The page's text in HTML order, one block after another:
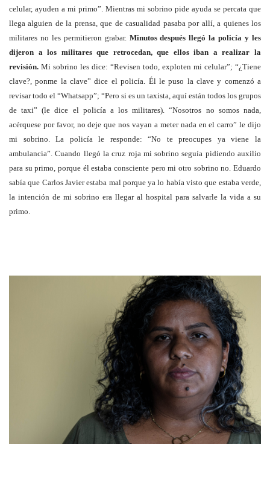
celular, ayuden a mi primo”. Mientras mi sobrino pide ayuda se percata que
llega alguien de la prensa, que de casualidad pasaba por allí, a quienes los
militares no les permitieron grabar. Minutos después llegó la policía y les
dijeron a los militares que retrocedan, que ellos iban a realizar la
revisión. Mi sobrino les dice: “Revisen todo, exploten mi celular”; “¿Tiene
clave?, ponme la clave” dice el policía. Él le puso la clave y comenzó a
revisar todo el “Whatsapp”; “Pero si es un taxista, aquí están todos los grupos
de taxi” (le dice el policía a los militares). “Nosotros no somos nada,
acérquese por favor, no deje que nos vayan a meter nada en el carro” le dijo
mi sobrino. La policía le responde: “No te preocupes ya viene la
ambulancia”. Cuando llegó la cruz roja mi sobrino seguía pidiendo auxilio
para su primo, porque él estaba consciente pero mi otro sobrino no. Eduardo
sabía que Carlos Javier estaba mal porque ya lo había visto que estaba verde,
la intención de mi sobrino era llegar al hospital para salvarle la vida a su
primo.